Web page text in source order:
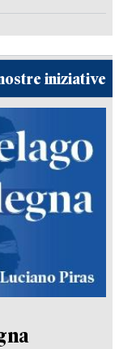
iniziative